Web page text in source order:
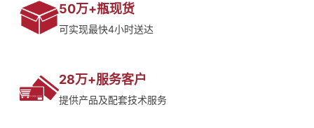
50万+瓶现货
可实现最快4小时送达
28万+服务客户
提供产品及配套技术服务